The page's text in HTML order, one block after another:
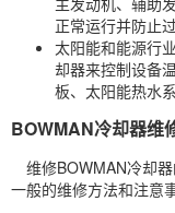
正常运行并防止过
太阳能和能源行
却器来控制设备
板、太阳能热水
BOWMAN冷却器维
维修BOWMAN冷却
一般的维修方法和注意